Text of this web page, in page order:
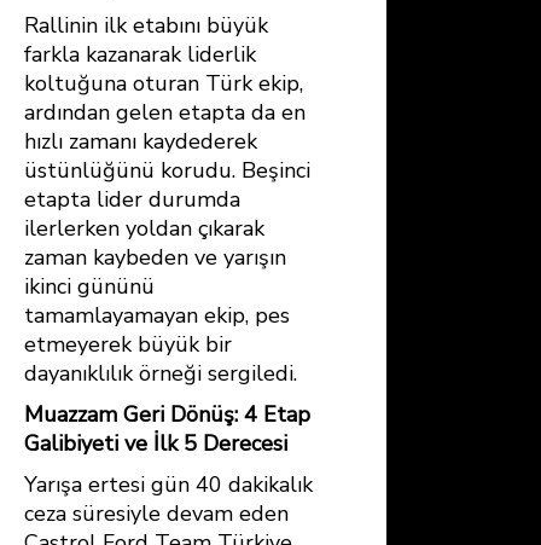
Rallinin ilk etabını büyük
farkla kazanarak liderlik
koltuğuna oturan Türk ekip,
ardından gelen etapta da en
hızlı zamanı kaydederek
üstünlüğünü korudu. Beşinci
etapta lider durumda
ilerlerken yoldan çıkarak
zaman kaybeden ve yarışın
ikinci gününü
tamamlayamayan ekip, pes
etmeyerek büyük bir
dayanıklılık örneği sergiledi.
Muazzam Geri Dönüş: 4 Etap
Galibiyeti ve İlk 5 Derecesi
Yarışa ertesi gün 40 dakikalık
ceza süresiyle devam eden